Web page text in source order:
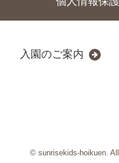
入園のご案内
© sunrisekids-hoikuen.